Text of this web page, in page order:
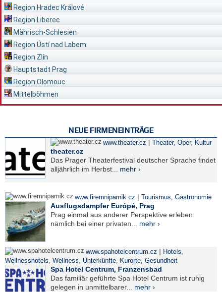
Region Hradec Králové
Region Liberec
Mährisch-Schlesien
Region Ústí nad Labem
Region Zlín
Hauptstadt Prag
Region Olomouc
Mittelböhmen
NEUE FIRMENEINTRÄGE
www.theater.cz | Theater, Oper, Kultur
theater.cz
Das Prager Theaterfestival deutscher Sprache findet
alljährlich im Herbst... mehr ›
www.firemniparnik.cz | Tourismus, Gastronomie
Ausflugsdampfer Európé, Prag
Prag einmal aus anderer Perspektive erleben:
nämlich bei einer privaten... mehr ›
www.spahotelcentrum.cz | Hotels,
Wellnesshotels, Wellness, Unterkünfte, Kurorte, Gesundheit
Spa Hotel Centrum, Franzensbad
Das familiär geführte Spa Hotel Centrum ist ruhig
gelegen in unmittelbarer... mehr ›